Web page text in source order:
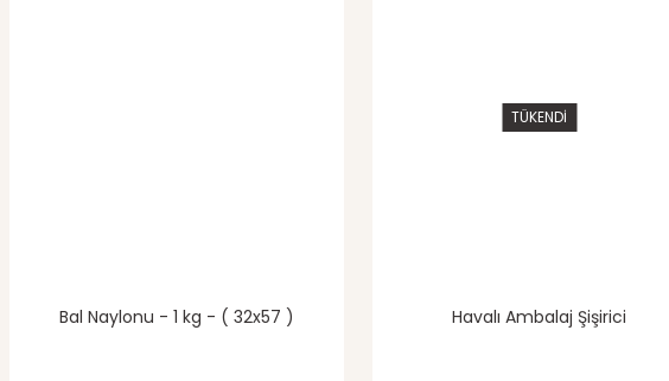
Bal Naylonu - 1 kg - ( 32x57 )
TÜKENDİ
Havalı Ambalaj Şişirici